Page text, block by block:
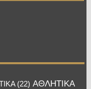
(22) ΑΘΛΗΤΙΚΑ